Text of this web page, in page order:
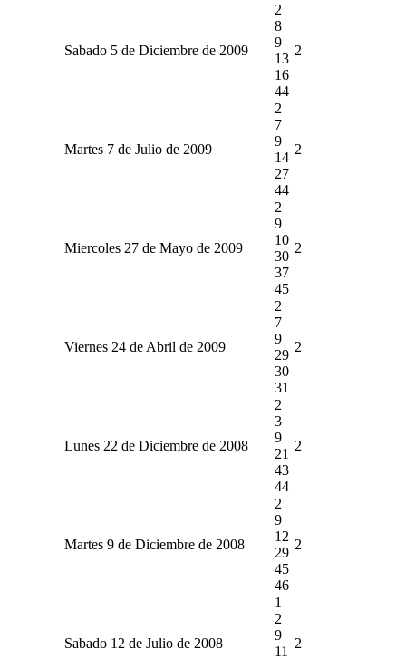
Sabado 5 de Diciembre de 2009
2
8
9
13
16
44
2
Martes 7 de Julio de 2009
2
7
9
14
27
44
2
Miercoles 27 de Mayo de 2009
2
9
10
30
37
45
2
Viernes 24 de Abril de 2009
2
7
9
29
30
31
2
Lunes 22 de Diciembre de 2008
2
3
9
21
43
44
2
Martes 9 de Diciembre de 2008
2
9
12
29
45
46
2
Sabado 12 de Julio de 2008
1
2
9
11
2